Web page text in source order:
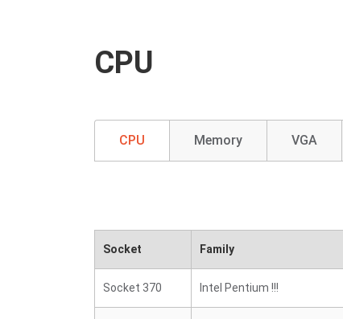
CPU
CPU Memory VGA
Socket Family
Socket 370 Intel Pentium !!!